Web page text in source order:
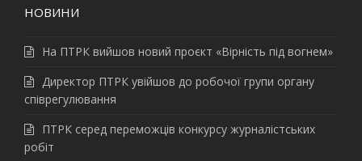
b
o
u
b
НОВИНИ
На ПТРК вийшов новий проєкт «Вірність під вогнем»
Директор ПТРК увійшов до робочої групи органу
співрегулювання
ПТРК серед переможців конкурсу журналістських
робіт